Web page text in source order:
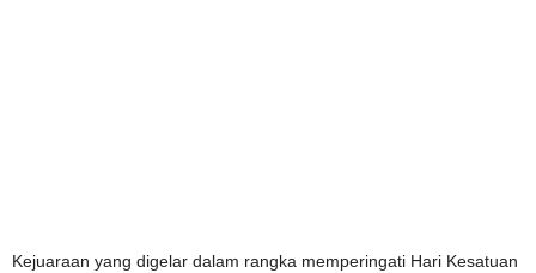
Kejuaraan yang digelar dalam rangka memperingati Hari Kesatuan